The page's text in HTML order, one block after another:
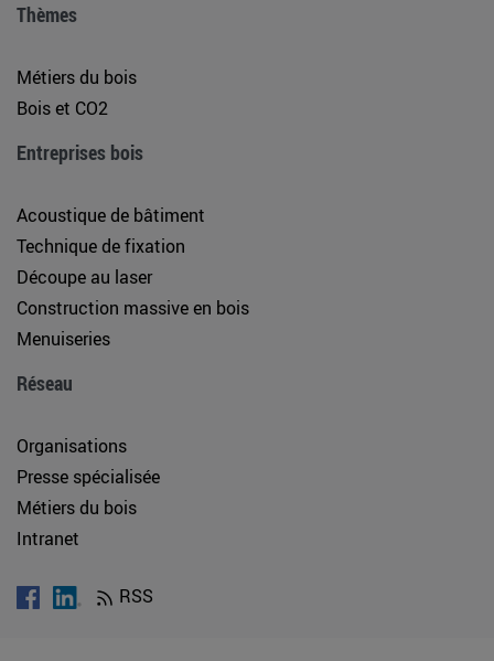
Thèmes
Métiers du bois
Bois et CO2
Entreprises bois
Acoustique de bâtiment
Technique de fixation
Découpe au laser
Construction massive en bois
Menuiseries
Réseau
Organisations
Presse spécialisée
Métiers du bois
Intranet
RSS